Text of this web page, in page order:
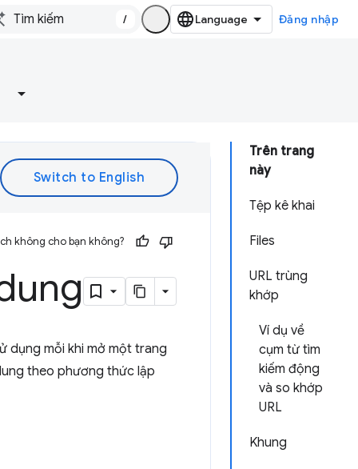
/ Đăng nhập
Trên trang
này
Tệp kê khai
Files
URL trùng
khớp
Ví dụ về
cụm từ tìm
kiếm động
và so khớp
URL
Khung
không cho bạn không?
dụng mỗi khi mở một trang
theo phương thức lập